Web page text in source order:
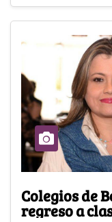
Colegios de
regreso a